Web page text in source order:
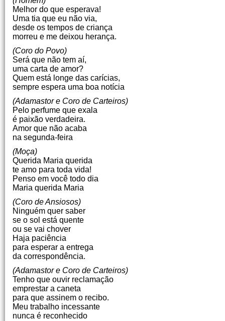
Melhor do que esperava!
Uma tia que eu não via,
desde os tempos de criança
morreu e me deixou herança.
(Coro do Povo)
Será que não tem aí,
uma carta de amor?
Quem está longe das carícias,
sempre espera uma boa notícia
(Adamastor e Coro de Carteiros)
Pelo perfume que exala
é paixão verdadeira.
Amor que não acaba
na segunda-feira
(Moça)
Querida Maria querida
te amo para toda vida!
Penso em você todo dia
Maria querida Maria
(Coro de Ansiosos)
Ninguém quer saber
se o sol está quente
ou se vai chover
Haja paciência
para esperar a entrega
da correspondência.
(Adamastor e Coro de Carteiros)
Tenho que ouvir reclamação
emprestar a caneta
para que assinem o recibo.
Meu trabalho incessante
nunca é reconhecido